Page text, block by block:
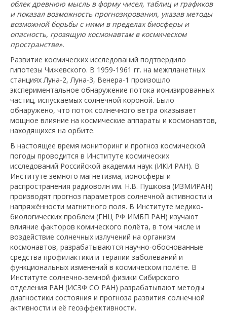
облек древнюю мысль в форму чисел, таблиц и графиков
и показал возможность прогнозирования, указав методы
возможной борьбы с ними в пределах биосферы и
опасность, грозящую космонавтам в космическом
пространстве».
Развитие космических исследований подтвердило
гипотезы Чижевского. В 1959-1961 гг. на межпланетных
станциях Луна-2, Луна-3, Венера-1 произошло
экспериментальное обнаружение потока ионизированных
частиц, испускаемых солнечной короной. Было
обнаружено, что поток солнечного ветра оказывает
мощное влияние на космические аппараты и космонавтов,
находящихся на орбите.
В настоящее время мониторинг и прогноз космической
погоды проводится в Институте космических
исследований Российской академии наук (ИКИ РАН). В
Институте земного магнетизма, ионосферы и
распространения радиоволн им. Н.В. Пушкова (ИЗМИРАН)
производят прогноз параметров солнечной активности и
напряжённости магнитного поля. В Институте медико-
биологических проблем (ГНЦ РФ ИМБП РАН) изучают
влияние факторов комического полёта, в том числе и
воздействие солнечных излучений на организм
космонавтов, разрабатываются научно-обоснованные
средства профилактики и терапии заболеваний и
функциональных изменений в космическом полёте. В
Институте солнечно-земной физики Сибирского
отделения РАН (ИСЗФ СО РАН) разрабатывают методы
диагностики состояния и прогноза развития солнечной
активности и её геоэффективности.